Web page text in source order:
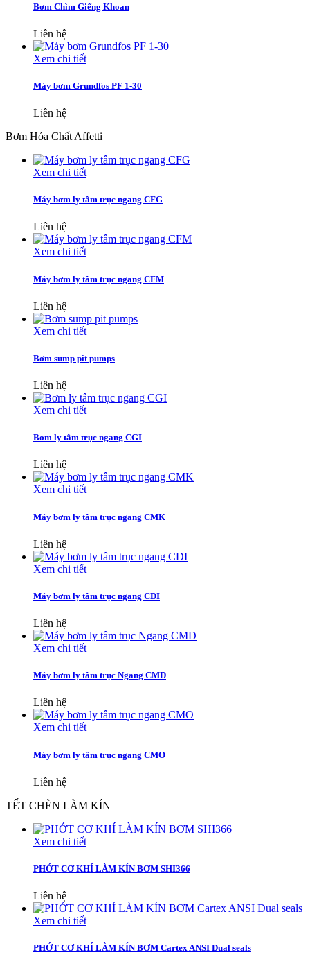
Bơm Chìm Giếng Khoan
Liên hệ
Xem chi tiết
Máy bơm Grundfos PF 1-30
Liên hệ
Bơm Hóa Chất Affetti
Xem chi tiết
Máy bơm ly tâm trục ngang CFG
Liên hệ
Xem chi tiết
Máy bơm ly tâm trục ngang CFM
Liên hệ
Xem chi tiết
Bơm sump pit pumps
Liên hệ
Xem chi tiết
Bơm ly tâm trục ngang CGI
Liên hệ
Xem chi tiết
Máy bơm ly tâm trục ngang CMK
Liên hệ
Xem chi tiết
Máy bơm ly tâm trục ngang CDI
Liên hệ
Xem chi tiết
Máy bơm ly tâm trục Ngang CMD
Liên hệ
Xem chi tiết
Máy bơm ly tâm trục ngang CMO
Liên hệ
TẾT CHÈN LÀM KÍN
Xem chi tiết
PHỚT CƠ KHÍ LÀM KÍN BƠM SHI366
Liên hệ
Xem chi tiết
PHỚT CƠ KHÍ LÀM KÍN BƠM Cartex ANSI Dual seals